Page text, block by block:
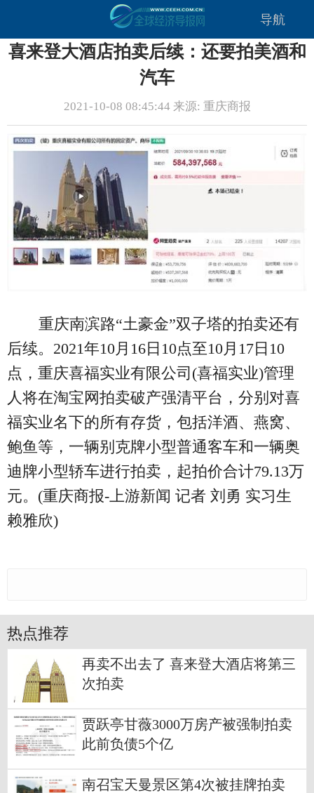
导航
喜来登大酒店拍卖后续：还要拍美酒和
汽车
2021-10-08 08:45:44 来源: 重庆商报
重庆南滨路“土豪金”双子塔的拍卖还有
后续。2021年10月16日10点至10月17日10
点，重庆喜福实业有限公司(喜福实业)管理
人将在淘宝网拍卖破产强清平台，分别对喜
福实业名下的所有存货，包括洋酒、燕窝、
鲍鱼等，一辆别克牌小型普通客车和一辆奥
迪牌小型轿车进行拍卖，起拍价合计79.13万
元。(重庆商报-上游新闻 记者 刘勇 实习生
赖雅欣)
热点推荐
再卖不出去了 喜来登大酒店将第三
次拍卖
贾跃亭甘薇3000万房产被强制拍卖
此前负债5个亿
南召宝天曼景区第4次被挂牌拍卖